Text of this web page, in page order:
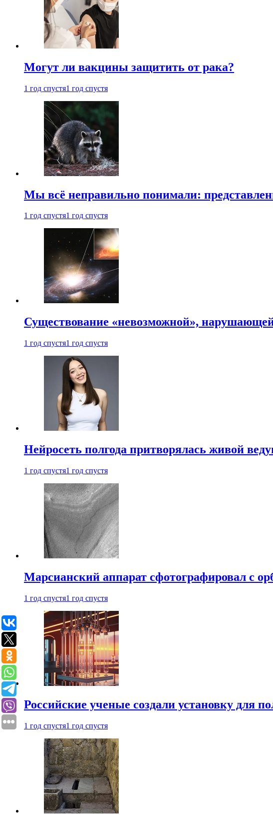
Могут ли вакцины защитить от рака?
1 год спустя1 год спустя
Мы всё неправильно понимали:
1 год спустя1 год спустя
Существование «невозможной»,
1 год спустя1 год спустя
Нейросеть полгода притворялась живой
1 год спустя1 год спустя
Марсианский аппарат сфотографировал с
1 год спустя1 год спустя
Российские ученые создали установку для
1 год спустя1 год спустя